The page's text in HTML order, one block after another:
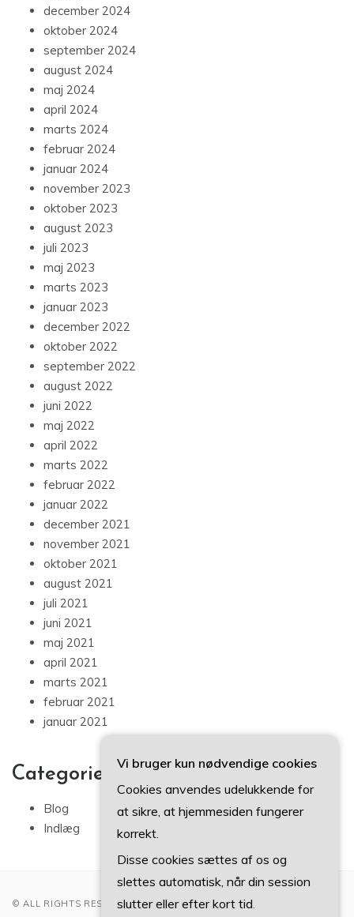
december 2024
oktober 2024
september 2024
august 2024
maj 2024
april 2024
marts 2024
februar 2024
januar 2024
november 2023
oktober 2023
august 2023
juli 2023
maj 2023
marts 2023
januar 2023
december 2022
oktober 2022
september 2022
august 2022
juni 2022
maj 2022
april 2022
marts 2022
februar 2022
januar 2022
december 2021
november 2021
oktober 2021
august 2021
juli 2021
juni 2021
maj 2021
april 2021
marts 2021
februar 2021
januar 2021
Categories
Blog
Indlæg
© ALL RIGHTS RESERVED 2022
Vi bruger kun nødvendige cookies
Cookies anvendes udelukkende for
at sikre, at hjemmesiden fungerer
korrekt.
Disse cookies sættes af os og
slettes automatisk, når din session
slutter eller efter kort tid.